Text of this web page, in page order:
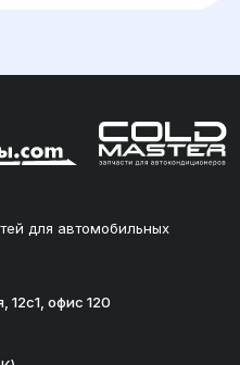
для автомобильных
12с1, офис 120